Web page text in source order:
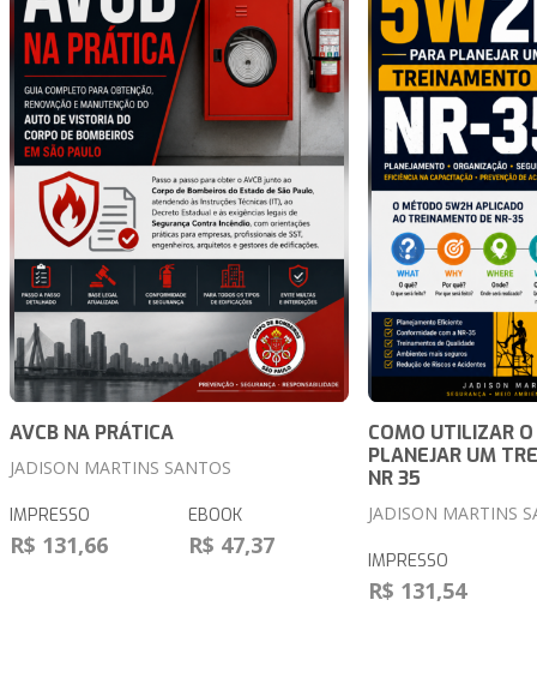
AVCB NA PRÁTICA
JADISON MARTINS SANTOS
IMPRESSO
R$ 131,66
EBOOK
R$ 47,37
COMO UTILIZAR
PLANEJAR UM
NR 35
JADISON MARTINS
IMPRESSO
R$ 131,54